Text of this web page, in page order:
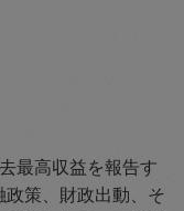
最高収益を報告す
策、財政出動、そ